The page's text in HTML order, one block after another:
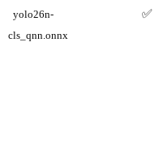
yolo26n-
cls_qnn.onnx
✅